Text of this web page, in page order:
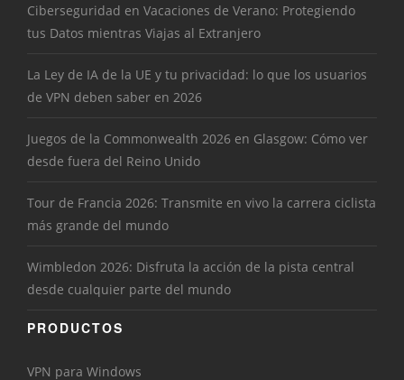
Ciberseguridad en Vacaciones de Verano: Protegiendo
tus Datos mientras Viajas al Extranjero
La Ley de IA de la UE y tu privacidad: lo que los usuarios
de VPN deben saber en 2026
Juegos de la Commonwealth 2026 en Glasgow: Cómo ver
desde fuera del Reino Unido
Tour de Francia 2026: Transmite en vivo la carrera ciclista
más grande del mundo
Wimbledon 2026: Disfruta la acción de la pista central
desde cualquier parte del mundo
PRODUCTOS
VPN para Windows